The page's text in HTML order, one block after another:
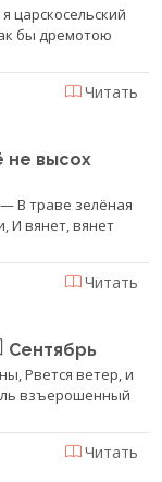
бы дремотою
Читать
не высох
В траве зелёная
И вянет, вянет
Читать
Сентябрь
Рвется ветер, и
взъерошенный
Читать